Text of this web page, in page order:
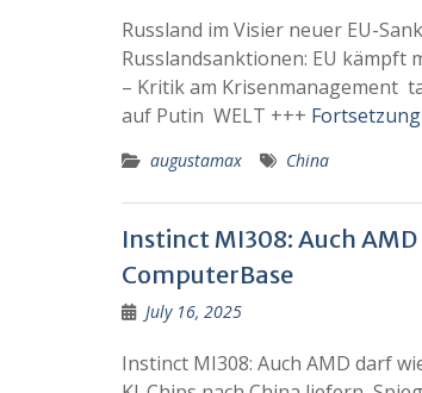
Russland im Visier neuer EU-
Russlandsanktionen: EU kämpft
– Kritik am Krisenmanagement
auf Putin WELT +++
augustamax China
Instinct MI308: Auch
ComputerBase
July 16, 2025
Instinct MI308: Auch AMD darf